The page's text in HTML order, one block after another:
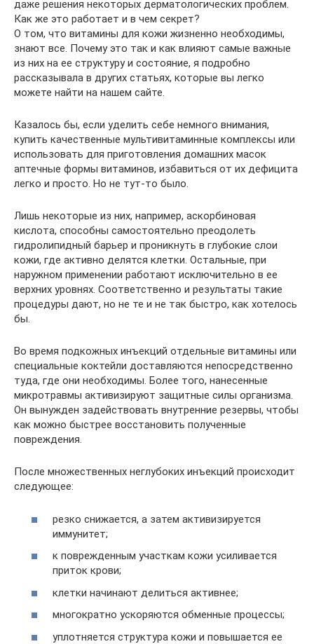
даже решения некоторых дерматологических проблем.
Как же это работает и в чем секрет?
О том, что витамины для кожи жизненно необходимы,
знают все. Почему это так и как влияют самые важные
из них на ее структуру и состояние, я подробно
рассказывала в других статьях, которые вы легко
можете найти на нашем сайте.
Казалось бы, если уделить себе немного внимания,
купить качественные мультивитаминные комплексы или
использовать для приготовления домашних масок
аптечные формы витаминов, избавиться от их дефицита
легко и просто. Но не тут-то было.
Лишь некоторые из них, например, аскорбиновая
кислота, способны самостоятельно преодолеть
гидролипидный барьер и проникнуть в глубокие слои
кожи, где активно делятся клетки. Остальные, при
наружном применении работают исключительно в ее
верхних уровнях. Соответственно и результаты такие
процедуры дают, но не те и не так быстро, как хотелось
бы.
Во время подкожных инъекций отдельные витамины или
специальные коктейли доставляются непосредственно
туда, где они необходимы. Более того, нанесенные
микротравмы активизируют защитные силы организма.
Он вынужден задействовать внутренние резервы, чтобы
как можно быстрее восстановить полученные
повреждения.
После множественных неглубоких инъекций происходит
следующее:
резко снижается, а затем активизируется
иммунитет;
к поврежденным участкам кожи усиливается
приток крови;
клетки начинают делиться активнее;
многократно ускоряются обменные процессы;
уплотняется структура кожи и повышается ее